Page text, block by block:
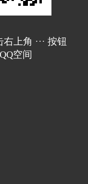
上角 ··· 按钮
空间